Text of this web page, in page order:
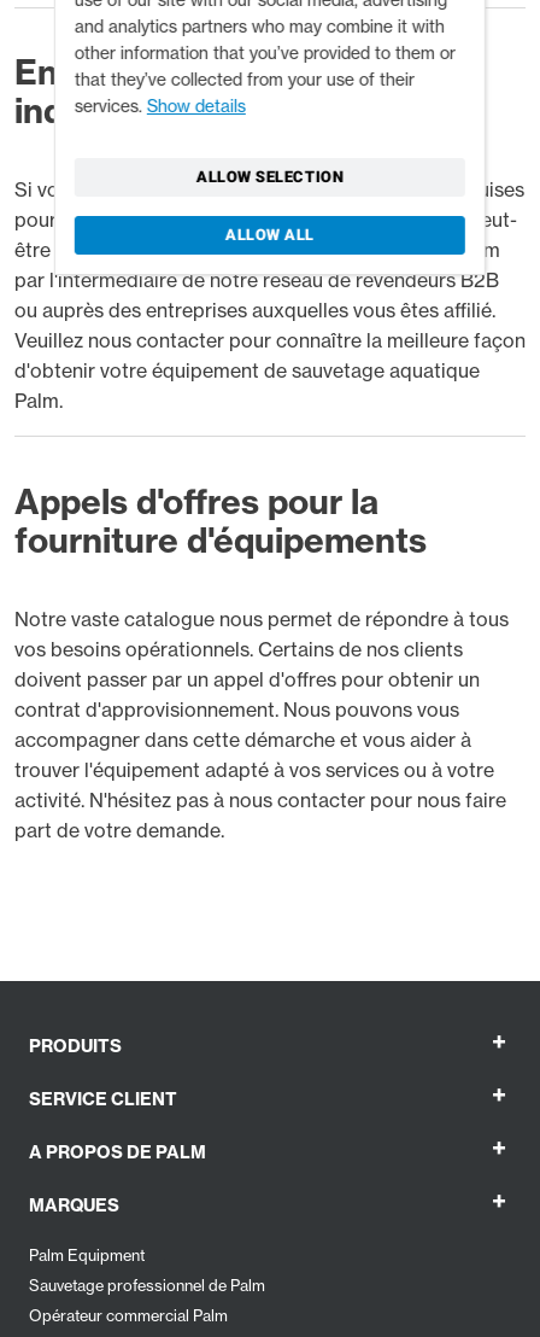
and analytics partners who may combine it with
other information that you’ve provided to them or
that they’ve collected from your use of their
services. Show details
ALLOW SELECTION
ALLOW ALL
Entreprises individuelles et
indépendants
Si votre entreprise ne remplit pas les conditions requises
pour obtenir un compte commercial, vous pourrez peut-
être acheter du matériel de sauvetage aquatique Palm
par l'intermédiaire de notre réseau de revendeurs B2B
ou auprès des entreprises auxquelles vous êtes affilié.
Veuillez nous contacter pour connaître la meilleure façon
d'obtenir votre équipement de sauvetage aquatique
Palm.
Appels d'offres pour la
fourniture d'équipements
Notre vaste catalogue nous permet de répondre à tous
vos besoins opérationnels. Certains de nos clients
doivent passer par un appel d'offres pour obtenir un
contrat d'approvisionnement. Nous pouvons vous
accompagner dans cette démarche et vous aider à
trouver l'équipement adapté à vos services ou à votre
activité. N'hésitez pas à nous contacter pour nous faire
part de votre demande.
PRODUITS +
SERVICE CLIENT +
A PROPOS DE PALM +
MARQUES
Palm Equipment
Sauvetage professionnel de Palm
Opérateur commercial Palm
+